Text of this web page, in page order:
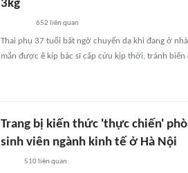
3kg
652 liên quan
Thai phụ 37 tuổi bất ngờ chuyển dạ khi đang ở
mắn được ê kíp bác sĩ cấp cứu kịp thời, tránh biến
Trang bị kiến thức 'thực chiến'
sinh viên ngành kinh tế ở Hà Nội
510liên quan